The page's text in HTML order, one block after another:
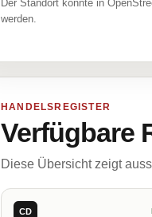
Der Standort konnte in
werden.
HANDELSREGISTER
Verfügbare
Diese Übersicht zeigt
CD